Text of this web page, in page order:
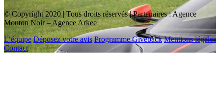
© Copyright 2020 | Tous droits réservés | Partenaires : Agence
Mouton Noir – Agence Arkee
L’équipe Déposez votre avis Programme Giveback Mentions légales
Contact